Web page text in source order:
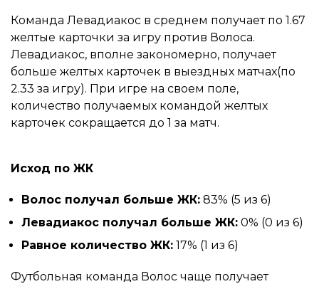
Команда Левадиакос в среднем получает по 1.67
желтые карточки за игру против Волоса.
Левадиакос, вполне закономерно, получает
больше желтых карточек в выездных матчах(по
2.33 за игру). При игре на своем поле,
количество получаемых командой желтых
карточек сокращается до 1 за матч.
Исход по ЖК
Волос получал больше ЖК: 83% (5 из 6)
Левадиакос получал больше ЖК: 0% (0 из 6)
Равное количество ЖК: 17% (1 из 6)
Футбольная команда Волос чаще получает